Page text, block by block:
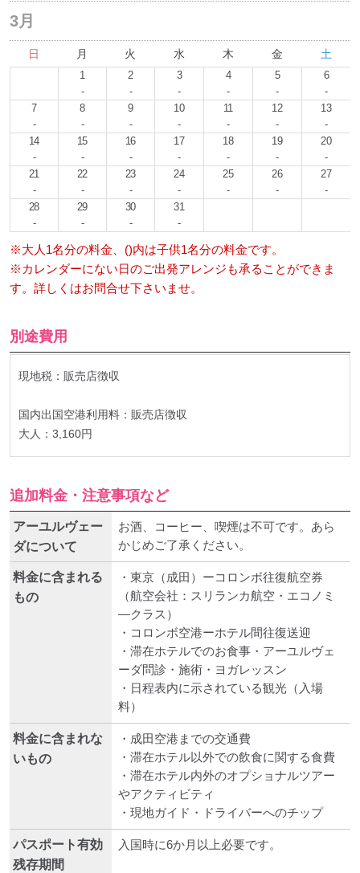
3月
日 月 火 水 木 金 土
1
-
2
-
3
-
4
-
5
-
6
-
7
-
8
-
9
-
10
-
11
-
12
-
13
-
14
-
15
-
16
-
17
-
18
-
19
-
20
-
21
-
22
-
23
-
24
-
25
-
26
-
27
-
28
-
29
-
30
-
31
-
※大人1名分の料金、()内は子供1名分の料金です。
※カレンダーにない日のご出発アレンジも承ることができま
す。詳しくはお問合せ下さいませ。
別途費用
現地税：販売店徴収
国内出国空港利用料：販売店徴収
大人：3,160円
追加料金・注意事項など
アーユルヴェー
ダについて
お酒、コーヒー、喫煙は不可です。あら
かじめご了承ください。
料金に含まれる
もの
・東京（成田）ーコロンボ往復航空券
（航空会社：スリランカ航空・エコノミ
―クラス）
・コロンボ空港ーホテル間往復送迎
・滞在ホテルでのお食事・アーユルヴェ
ーダ問診・施術・ヨガレッスン
・日程表内に示されている観光（入場
料）
料金に含まれな
いもの
・成田空港までの交通費
・滞在ホテル以外での飲食に関する食費
・滞在ホテル内外のオプショナルツアー
やアクティビティ
・現地ガイド・ドライバーへのチップ
パスポート有効
残存期間
入国時に6か月以上必要です。